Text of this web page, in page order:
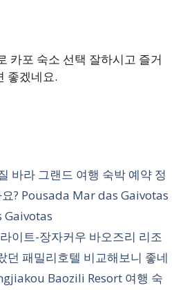
카포 숙소 선택 잘하시고 즐거
좋겠네요.
바라 그랜드 여행 숙박 예약 정
? Pousada Mar das Gaivotas
Gaivotas
이트-장자커우 바오즈리 리조
던 패밀리호텔 비교해보니 좋네
Baozili Resort 여행 숙